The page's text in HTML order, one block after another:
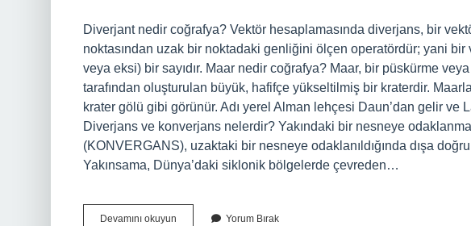
Diverjant nedir coğrafya? Vektör hesaplamasında diverjans, bir
noktasından uzak bir noktadaki genliğini ölçen operatördür; yani bir
veya eksi) bir sayıdır. Maar nedir coğrafya? Maar, bir püskürme
tarafından oluşturulan büyük, hafifçe yükseltilmiş bir kraterdir.
krater gölü gibi görünür. Adı yerel Alman lehçesi Daun’dan gelir ve
Diverjans ve konverjans nelerdir? Yakındaki bir nesneye
(KONVERGANS), uzaktaki bir nesneye odaklanıldığında dışa
Yakınsama, Dünya’daki siklonik bölgelerde çevreden…
Devamını okuyun Diatrema
Yorum Bırak